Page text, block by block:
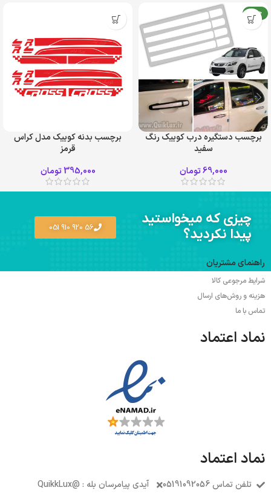
جدید
برچسب دستگیره درب کوییک رنگ
سفید
69,000تومان
برچسب بدنه کوییک مدل کراس
قرمز
395,000 تومان
چیزی که میخواستید
پیدا نکردید؟
56 920 910 051
راهنمای مشتریان
شرایط مرجوعی کالا
هزینه و روش‌های ارسال
تماس با ما
نماد اعتماد
نماد اعتماد
تلفن تماس 05191092056 آیدی پیامرسان بله : @QuikkLux